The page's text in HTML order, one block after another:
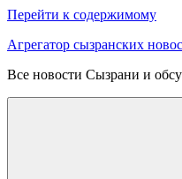
Перейти к содержимому
Агрегатор сызранских
Все новости Сызрани и